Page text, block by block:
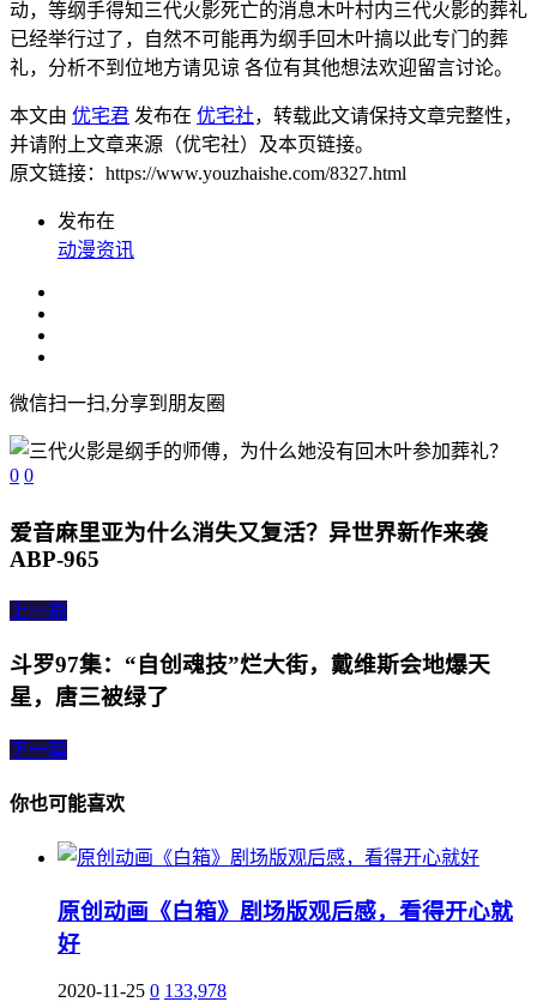
动，等纲手得知三代火影死亡的消息木叶村内三代火影的葬礼
已经举行过了，自然不可能再为纲手回木叶搞以此专门的葬
礼，分析不到位地方请见谅 各位有其他想法欢迎留言讨论。
本文由 优宅君 发布在 优宅社，转载此文请保持文章完整性，
并请附上文章来源（优宅社）及本页链接。
原文链接：https://www.youzhaishe.com/8327.html
发布在
动漫资讯
微信扫一扫,分享到朋友圈
0 0
爱音麻里亚为什么消失又复活？异世界新作来袭
ABP-965
上一篇
斗罗97集：“自创魂技”烂大街，戴维斯会地爆天
星，唐三被绿了
下一篇
你也可能喜欢
原创动画《白箱》剧场版观后感，看得开心就
好
2020-11-25 0 133,978